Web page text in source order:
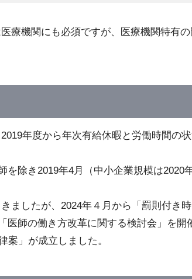
療機関にも必須ですが、医療機関特有
年度から年次有給休暇と労働時間の
除き2019年4月（中小企業規模は2020
ましたが、2024年４月から「罰則付き
医師の働き方改革に関する検討会」を開
案」が成立しました。